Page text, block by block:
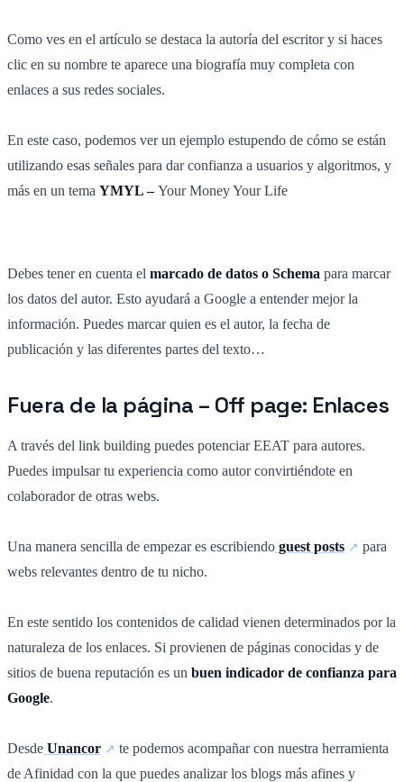
Como ves en el artículo se destaca la autoría del escritor y si haces
clic en su nombre te aparece una biografía muy completa con
enlaces a sus redes sociales.
En este caso, podemos ver un ejemplo estupendo de cómo se están
utilizando esas señales para dar confianza a usuarios y algoritmos, y
más en un tema YMYL –Your Money Your Life
Debes tener en cuenta el marcado de datos o Schema para marcar
los datos del autor. Esto ayudará a Google a entender mejor la
información. Puedes marcar quien es el autor, la fecha de
publicación y las diferentes partes del texto…
Fuera de la página – Off page: Enlaces
A través del link building puedes potenciar EEAT para autores.
Puedes impulsar tu experiencia como autor convirtiéndote en
colaborador de otras webs.
Una manera sencilla de empezar es escribiendo guest posts
para
webs relevantes dentro de tu nicho.
En este sentido los contenidos de calidad vienen determinados por la
naturaleza de los enlaces. Si provienen de páginas conocidas y de
sitios de buena reputación es un buen indicador de confianza para
Google.
Desde Unancor
te podemos acompañar con nuestra herramienta
de Afinidad con la que puedes analizar los blogs más afines y